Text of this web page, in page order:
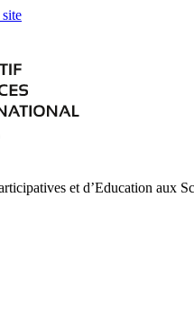
et d’Education aux